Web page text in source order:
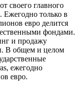
своего главного
Ежегодно только в
евро делится
фондами.
и продажу
В общем и целом
ежегодно
евро.